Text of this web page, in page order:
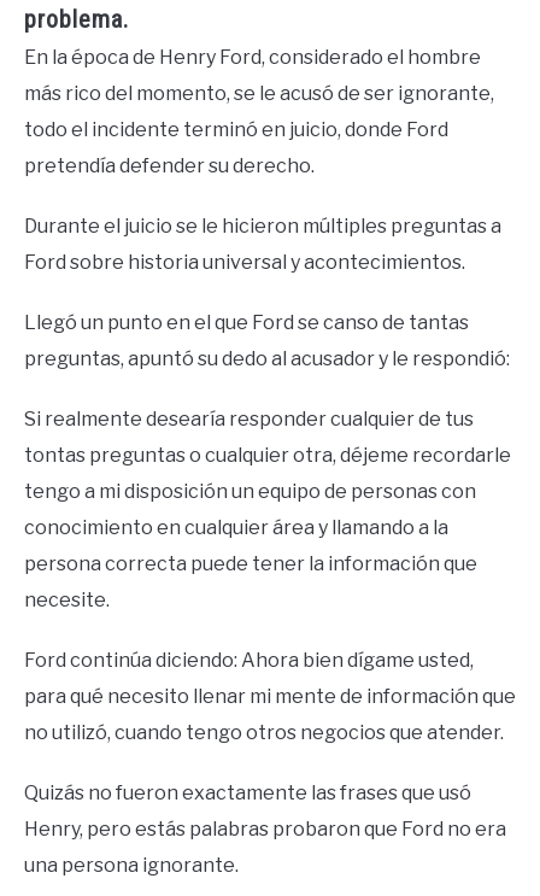
problema.
En la época de Henry Ford, considerado el hombre
más rico del momento, se le acusó de ser ignorante,
todo el incidente terminó en juicio, donde Ford
pretendía defender su derecho.
Durante el juicio se le hicieron múltiples preguntas a
Ford sobre historia universal y acontecimientos.
Llegó un punto en el que Ford se canso de tantas
preguntas, apuntó su dedo al acusador y le respondió:
Si realmente desearía responder cualquier de tus
tontas preguntas o cualquier otra, déjeme recordarle
tengo a mi disposición un equipo de personas con
conocimiento en cualquier área y llamando a la
persona correcta puede tener la información que
necesite.
Ford continúa diciendo: Ahora bien dígame usted,
para qué necesito llenar mi mente de información que
no utilizó, cuando tengo otros negocios que atender.
Quizás no fueron exactamente las frases que usó
Henry, pero estás palabras probaron que Ford no era
una persona ignorante.